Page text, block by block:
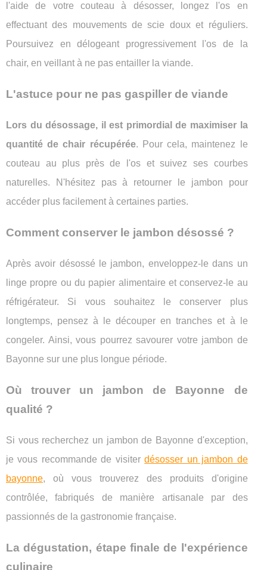
l'aide de votre couteau à désosser, longez l'os en
effectuant des mouvements de scie doux et réguliers.
Poursuivez en délogeant progressivement l'os de la
chair, en veillant à ne pas entailler la viande.
L'astuce pour ne pas gaspiller de viande
Lors du désossage, il est primordial de maximiser la
quantité de chair récupérée. Pour cela, maintenez le
couteau au plus près de l'os et suivez ses courbes
naturelles. N'hésitez pas à retourner le jambon pour
accéder plus facilement à certaines parties.
Comment conserver le jambon désossé ?
Après avoir désossé le jambon, enveloppez-le dans un
linge propre ou du papier alimentaire et conservez-le au
réfrigérateur. Si vous souhaitez le conserver plus
longtemps, pensez à le découper en tranches et à le
congeler. Ainsi, vous pourrez savourer votre jambon de
Bayonne sur une plus longue période.
Où trouver un jambon de Bayonne de
qualité ?
Si vous recherchez un jambon de Bayonne d'exception,
je vous recommande de visiterdésosser un jambon de
bayonne, où vous trouverez des produits d'origine
contrôlée, fabriqués de manière artisanale par des
passionnés de la gastronomie française.
La dégustation, étape finale de l'expérience
culinaire